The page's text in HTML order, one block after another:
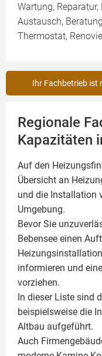
Wartung,
Austausch,
Thermostat,
Ihr Fachbetrieb ist
Regionale
Kapazitäten
Auf den
Übersicht an
und die Installation
Umgebung.
Bevor Sie
Bebensee einen
informieren und
vorziehen.
In dieser Liste sind
beispielsweise die
Altbau aufgeführt.
Auch